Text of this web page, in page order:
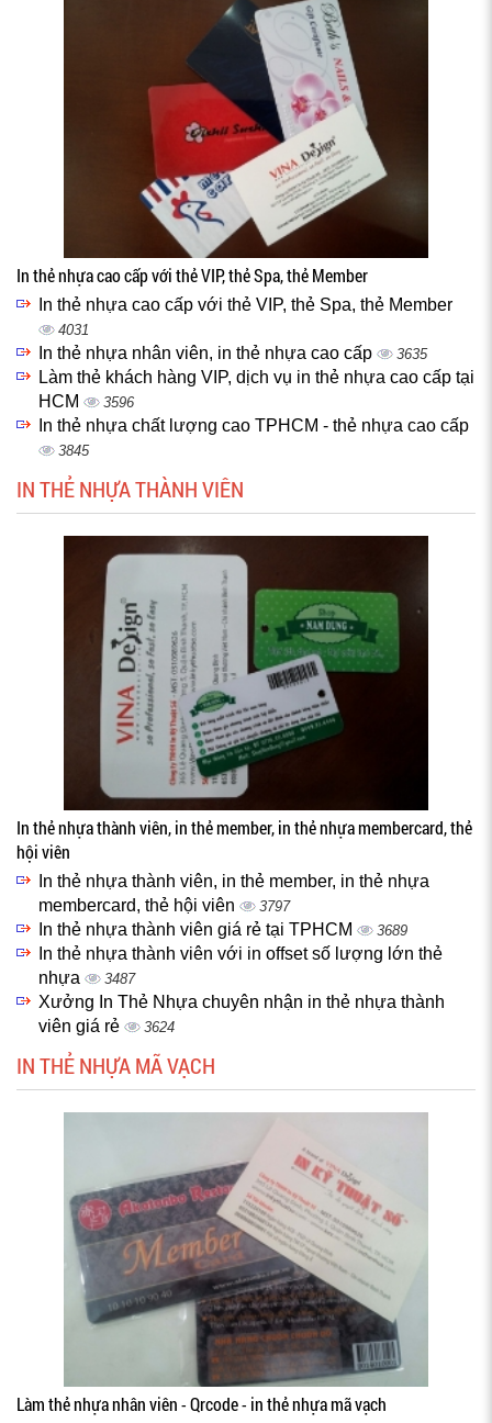
In thẻ nhựa cao cấp với thẻ VIP, thẻ Spa, thẻ Member
In thẻ nhựa cao cấp với thẻ VIP, thẻ Spa, thẻ Member
4031
In thẻ nhựa nhân viên, in thẻ nhựa cao cấp 3635
Làm thẻ khách hàng VIP, dịch vụ in thẻ nhựa cao cấp tại
HCM
3596
In thẻ nhựa chất lượng cao TPHCM - thẻ nhựa cao cấp
3845
IN THẺ NHỰA THÀNH VIÊN
In thẻ nhựa thành viên, in thẻ member, in thẻ nhựa membercard, thẻ
hội viên
In thẻ nhựa thành viên, in thẻ member, in thẻ nhựa
membercard, thẻ hội viên
3797
In thẻ nhựa thành viên giá rẻ tại TPHCM 3689
In thẻ nhựa thành viên với in offset số lượng lớn thẻ
nhựa
3487
Xưởng In Thẻ Nhựa chuyên nhận in thẻ nhựa thành
viên giá rẻ
3624
IN THẺ NHỰA MÃ VẠCH
Làm thẻ nhựa nhân viên - Qrcode - in thẻ nhựa mã vạch